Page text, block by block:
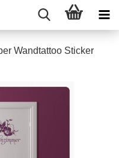
Wandtattoo Sticker